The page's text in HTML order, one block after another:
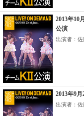
2013年10
公演
出演者：佐
2013年9
出演者：佐